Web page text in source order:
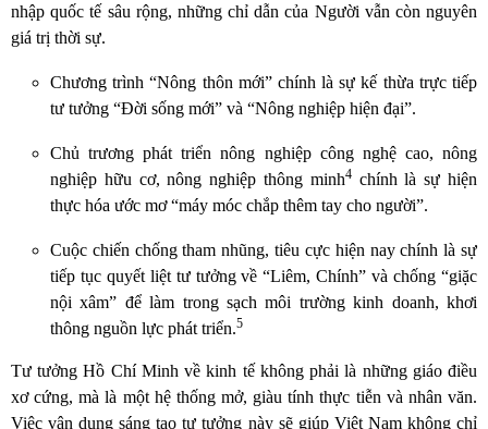
nhập quốc tế sâu rộng, những chỉ dẫn của Người vẫn còn nguyên
giá trị thời sự.
Chương trình “Nông thôn mới” chính là sự kế thừa trực tiếp
tư tưởng “Đời sống mới” và “Nông nghiệp hiện đại”.
Chủ trương phát triển nông nghiệp công nghệ cao, nông
nghiệp hữu cơ, nông nghiệp thông minh4chính là sự hiện
thực hóa ước mơ “máy móc chắp thêm tay cho người”.
Cuộc chiến chống tham nhũng, tiêu cực hiện nay chính là sự
tiếp tục quyết liệt tư tưởng về “Liêm, Chính” và chống “giặc
nội xâm” để làm trong sạch môi trường kinh doanh, khơi
thông nguồn lực phát triển.5
Tư tưởng Hồ Chí Minh về kinh tế không phải là những giáo điều
xơ cứng, mà là một hệ thống mở, giàu tính thực tiễn và nhân văn.
Việc vận dụng sáng tạo tư tưởng này sẽ giúp Việt Nam không chỉ